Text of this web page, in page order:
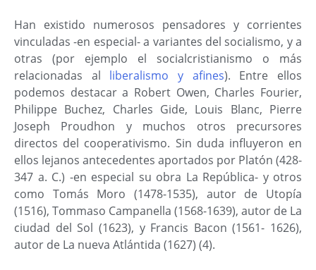
Han existido numerosos pensadores y corrientes
vinculadas -en especial- a variantes del socialismo, y a
otras (por ejemplo el socialcristianismo o más
relacionadas al liberalismo y afines). Entre ellos
podemos destacar a Robert Owen, Charles Fourier,
Philippe Buchez, Charles Gide, Louis Blanc, Pierre
Joseph Proudhon y muchos otros precursores
directos del cooperativismo. Sin duda influyeron en
ellos lejanos antecedentes aportados por Platón (428-
347 a. C.) -en especial su obra La República- y otros
como Tomás Moro (1478-1535), autor de Utopía
(1516), Tommaso Campanella (1568-1639), autor de La
ciudad del Sol (1623), y Francis Bacon (1561- 1626),
autor de La nueva Atlántida (1627) (4).